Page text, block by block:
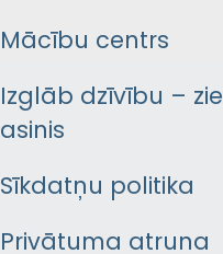
Mācību centrs
Izglāb dzīvību –
asinis
Sīkdatņu politika
Privātuma atruna